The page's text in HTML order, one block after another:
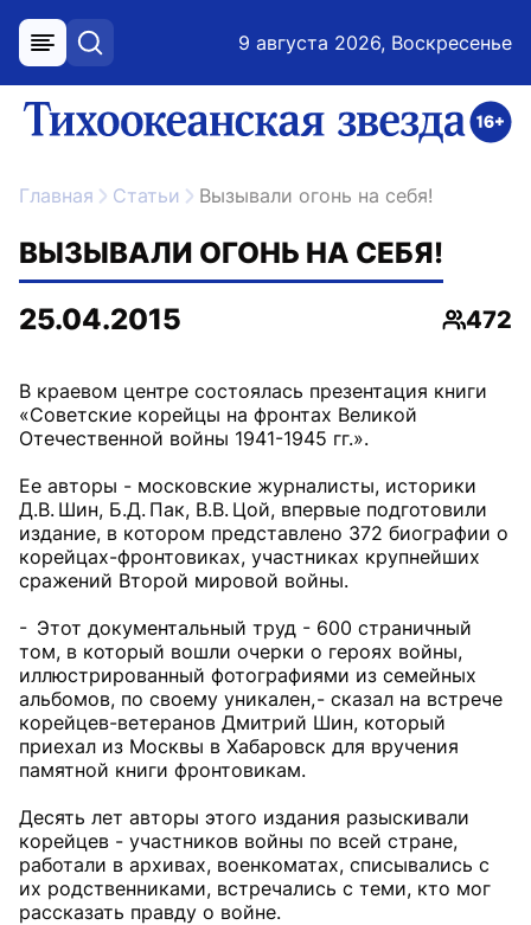
меню поиск 9 августа 2026, Воскресенье
ссылка на главную
Главная Статьи Вызывали огонь на себя!
ВЫЗЫВАЛИ ОГОНЬ НА СЕБЯ!
25.04.2015
472
В краевом центре состоялась презентация книги
«Советские корейцы на фронтах Великой
Отечественной войны 1941-1945 гг.».
Ее авторы - московские журналисты, историки
Д.В. Шин, Б.Д. Пак, В.В. Цой, впервые подготовили
издание, в котором представлено 372 биографии о
корейцах-фронтовиках, участниках крупнейших
сражений Второй мировой войны.
- Этот документальный труд - 600 страничный
том, в который вошли очерки о героях войны,
иллюстрированный фотографиями из семейных
альбомов, по своему уникален, - сказал на встрече
корейцев-ветеранов Дмитрий Шин, который
приехал из Москвы в Хабаровск для вручения
памятной книги фронтовикам.
Десять лет авторы этого издания разыскивали
корейцев - участников войны по всей стране,
работали в архивах, военкоматах, списывались с
их родственниками, встречались с теми, кто мог
рассказать правду о войне.